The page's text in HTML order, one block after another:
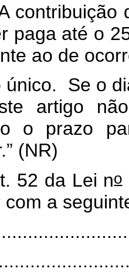
contribuição
paga até o
ao de
único. Se o
artigo
o prazo
(NR)
52 da Lei no
com a